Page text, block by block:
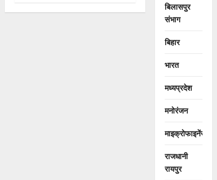
बिलासपुर
संभाग
बिहार
भारत
मध्यप्रदेश
मनोरंजन
माइक्रोफाइनेंस
राजधानी
रायपुर